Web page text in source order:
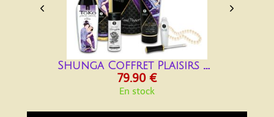

Shunga Coffret Plaisirs charnels
79.90 €
En stock
